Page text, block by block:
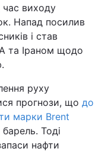
час виходу
Напад посилив
і став
та Іраном щодо
руху
прогнози, що до
марки Brent
Тоді
нафти